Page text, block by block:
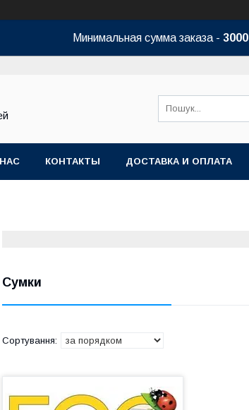
Минимальная сумма заказа - 3000
КОНТАКТЫ ДОСТАВКА И ОПЛАТА
Сумки